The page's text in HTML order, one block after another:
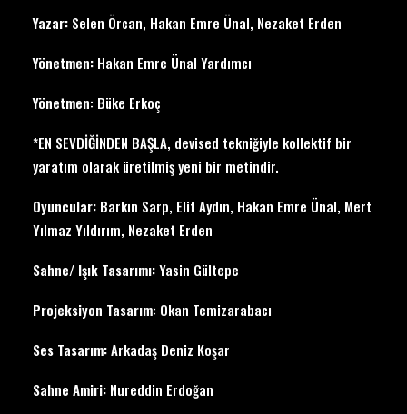
Yazar: Selen Örcan, Hakan Emre Ünal, Nezaket Erden
Yönetmen: Hakan Emre Ünal Yardımcı
Yönetmen: Büke Erkoç
*EN SEVDİĞİNDEN BAŞLA, devised tekniğiyle kollektif bir
yaratım olarak üretilmiş yeni bir metindir.
Oyuncular: Barkın Sarp, Elif Aydın, Hakan Emre Ünal, Mert
Yılmaz Yıldırım, Nezaket Erden
Sahne/ Işık Tasarımı:Yasin Gültepe
Projeksiyon Tasarım: Okan Temizarabacı
Ses Tasarım:Arkadaş Deniz Koşar
Sahne Amiri: Nureddin Erdoğan